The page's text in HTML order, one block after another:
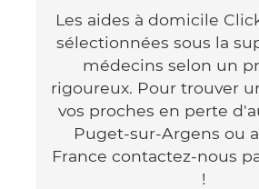
Les aides à domicile
sélectionnées sous la
médecins selon un
rigoureux. Pour trouver
vos proches en perte
Puget-sur-Argens ou
France contactez-nous
!